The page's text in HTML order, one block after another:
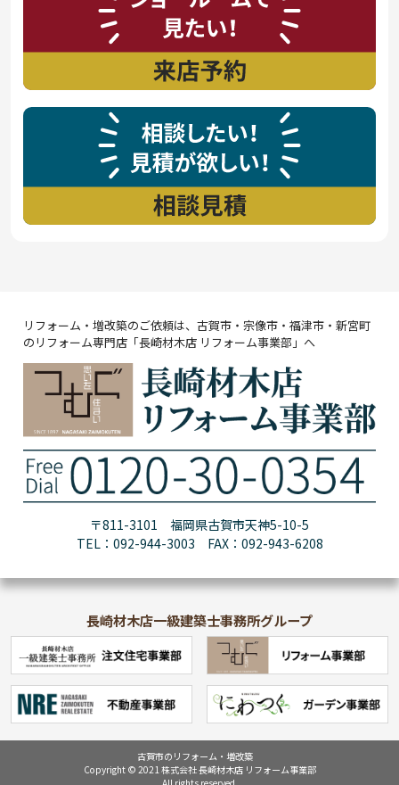
リフォーム・増改築のご依頼は、古賀市・宗像市・福津市・新宮町
のリフォーム専門店「長崎材木店 リフォーム事業部」へ
〒811-3101 福岡県古賀市天神5-10-5
TEL：092-944-3003 FAX：092-943-6208
長崎材木店一級建築士事務所グループ
古賀市のリフォーム・増改築
Copyright © 2021 株式会社 長崎材木店 リフォーム事業部